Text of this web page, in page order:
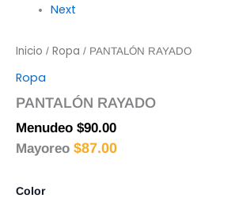
Next
Inicio / Ropa / PANTALÓN RAYADO
Ropa
PANTALÓN RAYADO
Menudeo $90.00
Mayoreo $87.00
Color